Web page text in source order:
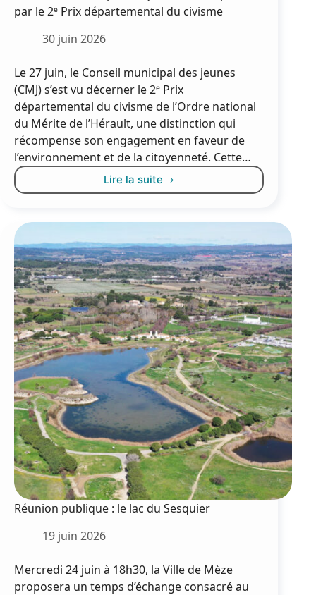
par le 2ᵉ Prix départemental du civisme
30 juin 2026
Le 27 juin, le Conseil municipal des jeunes
(CMJ) s’est vu décerner le 2ᵉ Prix
départemental du civisme de l’Ordre national
du Mérite de l’Hérault, une distinction qui
récompense son engagement en faveur de
l’environnement et de la citoyenneté. Cette…
Lire la suite
Le
jeunes
récompensé
par
le
2ᵉ
Prix
départemental
du
civisme
Réunion publique : le lac du Sesquier
19 juin 2026
Mercredi 24 juin à 18h30, la Ville de Mèze
proposera un temps d’échange consacré au